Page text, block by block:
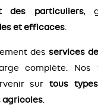
des particuliers,
et efficaces
desservices
complète. Nos
sur tous
agricoles